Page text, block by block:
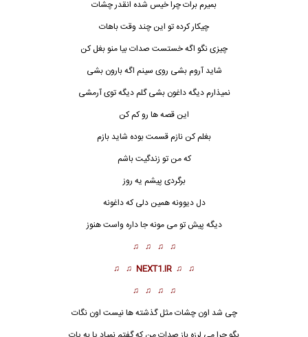
بمیرم برات چرا خیس شده انقدر چشات
چیکار کرده تو این چند وقت باهات
چیزی نگو اگه خستست صدات بیا منو بغل کن
شاید آروم بشی روی سینم اگه بارون بشی
نمیذارم دیگه داغون بشی گلم دیگه توی آرمشی
این قصه ها رو کم کن
بغلم کن نازم قسمت بوده شاید بازم
که من تو زندگیت باشم
برگردی پیشم یه روز
دل دیوونه همین دلی که داغونه
دیگه پیش تو می مونه جا داره واست هنوز
♫ ♫ ♫ ♫
♫ ♫
NEXT1.IR
♫ ♫
♫ ♫ ♫ ♫
چی شد اون چشات مثل گذشته ها نیست اون نگات